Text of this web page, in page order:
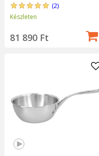
(2)
Készleten
81 890 Ft